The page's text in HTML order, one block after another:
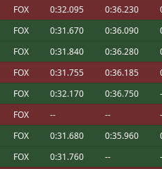
fastidió la conexión con el PC de la
Chicos, buenas noches. Pensé que la
mal. Nos vemos pronto!!
Chicos, hoy no puedo correr, sorry!!
Gracias, luego pruebo e intento
mono de vuelta
Enlaceahí hay 4 para esta pista. Yo de
un poco el de johneysvk
poco e intentar correr esta noche?
FOX 0:32.095 0:36.230
FOX 0:31.670 0:36.090
FOX 0:31.840 0:36.280
FOX 0:31.755 0:36.185
FOX 0:32.170 0:36.750
FOX -- --
FOX 0:31.680 0:35.960
FOX 0:31.760 --